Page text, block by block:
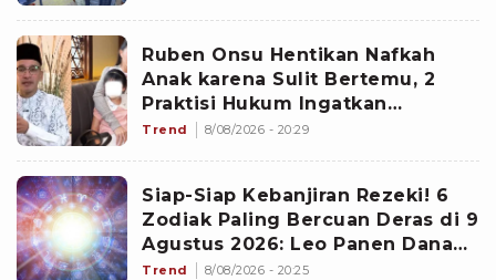
Ruben Onsu Hentikan Nafkah
Anak karena Sulit Bertemu, 2
Praktisi Hukum Ingatkan
Risikonya
Trend 8/08/2026 - 20:29
Siap-Siap Kebanjiran Rezeki! 6
Zodiak Paling Bercuan Deras di 9
Agustus 2026: Leo Panen Dana
Ekstra
Trend 8/08/2026 - 20:25